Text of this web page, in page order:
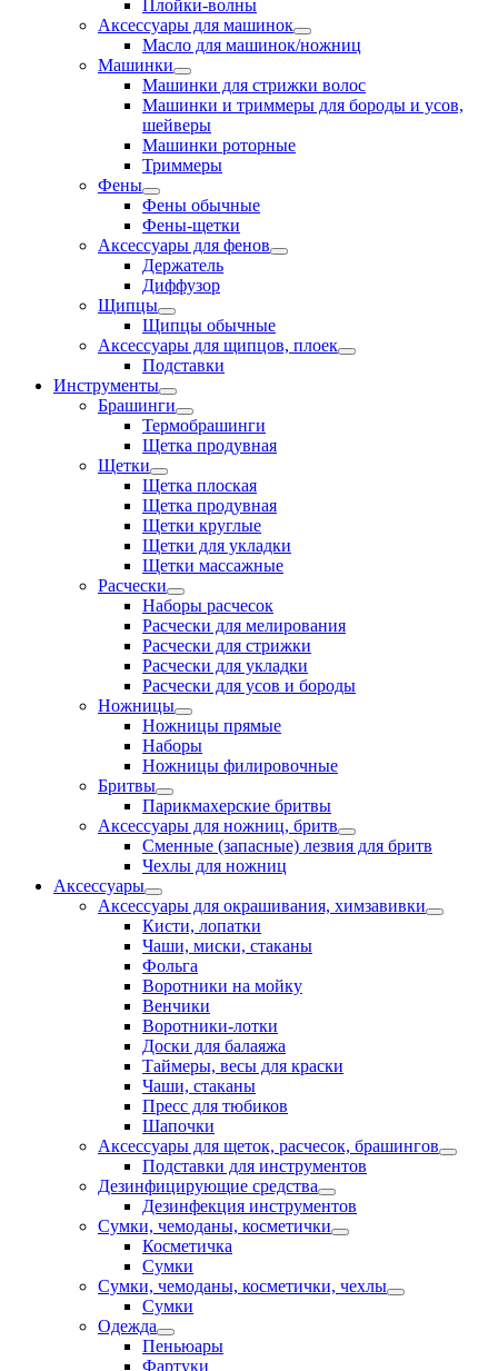
Плойки-волны
Аксессуары для машинок
Масло для машинок/ножниц
Машинки
Машинки для стрижки волос
Машинки и триммеры для бороды и усов,
шейверы
Машинки роторные
Триммеры
Фены
Фены обычные
Фены-щетки
Аксессуары для фенов
Держатель
Диффузор
Щипцы
Щипцы обычные
Аксессуары для щипцов, плоек
Подставки
Инструменты
Брашинги
Термобрашинги
Щетка продувная
Щетки
Щетка плоская
Щетка продувная
Щетки круглые
Щетки для укладки
Щетки массажные
Расчески
Наборы расчесок
Расчески для мелирования
Расчески для стрижки
Расчески для укладки
Расчески для усов и бороды
Ножницы
Ножницы прямые
Наборы
Ножницы филировочные
Бритвы
Парикмахерские бритвы
Аксессуары для ножниц, бритв
Сменные (запасные) лезвия для бритв
Чехлы для ножниц
Аксессуары
Аксессуары для окрашивания, химзавивки
Кисти, лопатки
Чаши, миски, стаканы
Фольга
Воротники на мойку
Венчики
Воротники-лотки
Доски для балаяжа
Таймеры, весы для краски
Чаши, стаканы
Пресс для тюбиков
Шапочки
Аксессуары для щеток, расчесок, брашингов
Подставки для инструментов
Дезинфицирующие средства
Дезинфекция инструментов
Сумки, чемоданы, косметички
Косметичка
Сумки
Сумки, чемоданы, косметички, чехлы
Сумки
Одежда
Пеньюары
Фартуки